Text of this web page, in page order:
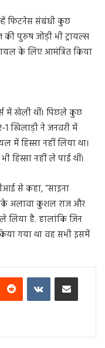
फिटनेस संबंधी कुछ
पुरुष जोड़ी भी ट्रायल्स
के लिए आमंत्रित किया
में खेली थीं। पिछले कुछ
1 खिलाड़ी ने जनवरी में
में हिस्सा नहीं लिया था।
हिस्सा नहीं ले पाई थीं।
से कहा, ”साइना
अलावा कुशल राज और
लिया है. हालांकि जिन
गया था वह सभी इसमें
Reddit VKontakteShare via Email